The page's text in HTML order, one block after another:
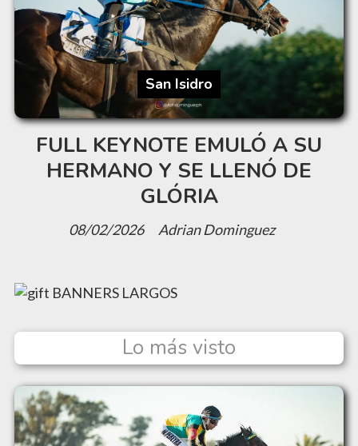
FULL KEYNOTE EMULÓ A SU
HERMANO Y SE LLENÓ DE
GLÓRIA
Adrian Dominguez
San Isidro
08/02/2026
Lo más visto